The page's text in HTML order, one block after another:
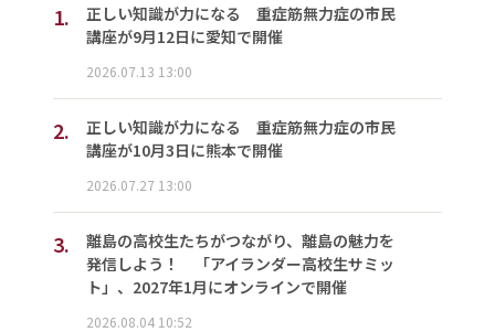
1.
正しい知識が力になる 重症筋無力症の市民
講座が9月12日に愛知で開催
2026.07.13 13:00
2.
正しい知識が力になる 重症筋無力症の市民
講座が10月3日に熊本で開催
2026.07.27 13:00
3.
離島の高校生たちがつながり、離島の魅力を
発信しよう！ 「アイランダー高校生サミッ
ト」、2027年1月にオンラインで開催
2026.08.04 10:52